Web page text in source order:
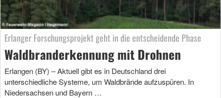
Erlanger Forschungsprojekt geht in die entscheidende Phase
Waldbranderkennung mit Drohnen
Erlangen (BY) – Aktuell gibt es in Deutschland drei
unterschiedliche Systeme, um Waldbrände aufzuspüren. In
Niedersachsen und Bayern …